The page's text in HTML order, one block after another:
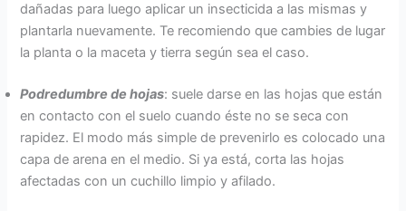
dañadas para luego aplicar un insecticida a las mismas y
plantarla nuevamente. Te recomiendo que cambies de lugar
la planta o la maceta y tierra según sea el caso.
Podredumbre de hojas: suele darse en las hojas que están
en contacto con el suelo cuando éste no se seca con
rapidez. El modo más simple de prevenirlo es colocado una
capa de arena en el medio. Si ya está, corta las hojas
afectadas con un cuchillo limpio y afilado.